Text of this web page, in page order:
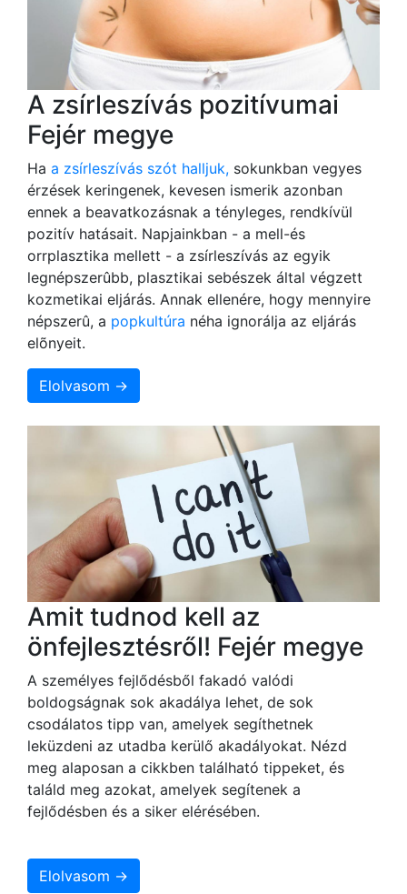
A zsírleszívás pozitívumai
Fejér megye
Ha a zsírleszívás szót halljuk, sokunkban vegyes
érzések keringenek, kevesen ismerik azonban
ennek a beavatkozásnak a tényleges, rendkívül
pozitív hatásait. Napjainkban - a mell-és
orrplasztika mellett - a zsírleszívás az egyik
legnépszerûbb, plasztikai sebészek által végzett
kozmetikai eljárás. Annak ellenére, hogy mennyire
népszerû, a popkultúra néha ignorálja az eljárás
elõnyeit.
Elolvasom →
Amit tudnod kell az
önfejlesztésről! Fejér megye
A személyes fejlődésből fakadó valódi
boldogságnak sok akadálya lehet, de sok
csodálatos tipp van, amelyek segíthetnek
leküzdeni az utadba kerülő akadályokat. Nézd
meg alaposan a cikkben található tippeket, és
találd meg azokat, amelyek segítenek a
fejlődésben és a siker elérésében.
Elolvasom →